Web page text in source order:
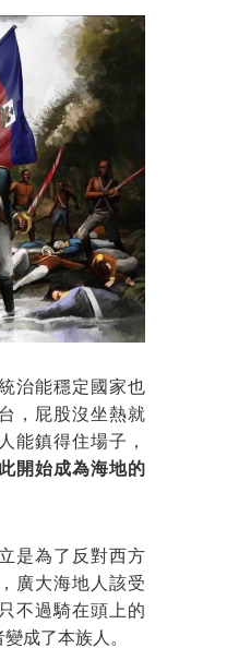
治能穩定國家也
，屁股沒坐熱就
能鎮得住場子，
開始成為海地的
是為了反對西方
廣大海地人該受
不過騎在頭上的
成了本族人。